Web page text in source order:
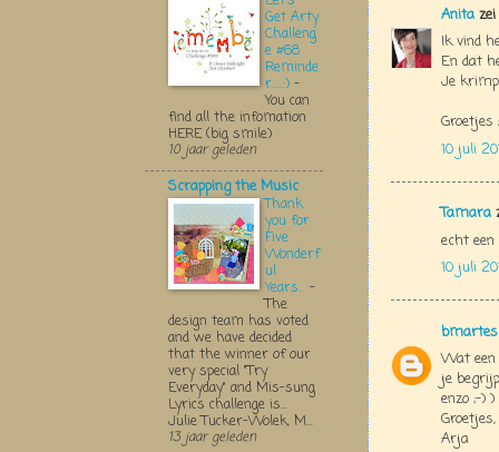
Anita zei
Ik vind
En dat
Je
Groetjes
10 juli
Tamara
echt
10 juli
bmartes
Wat
je
enzo ;-)
Groetjes,
Arja
Get Arty
Challeng
e #68
Reminde
r.....:) -
You can
find all the infomation
HERE (big smile)
10 jaar geleden
Scrapping the Music
Thank
you for
Five
Wonderf
ul
Years... -
The
design team has voted
and we have decided
that the winner of our
very special "Try
Everyday" and Mis-sung
Lyrics challenge is...
Julie Tucker-Wolek, M...
13 jaar geleden